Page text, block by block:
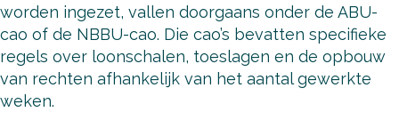
worden ingezet, vallen doorgaans onder de ABU-
cao of de NBBU-cao. Die cao’s bevatten specifieke
regels over loonschalen, toeslagen en de opbouw
van rechten afhankelijk van het aantal gewerkte
weken.